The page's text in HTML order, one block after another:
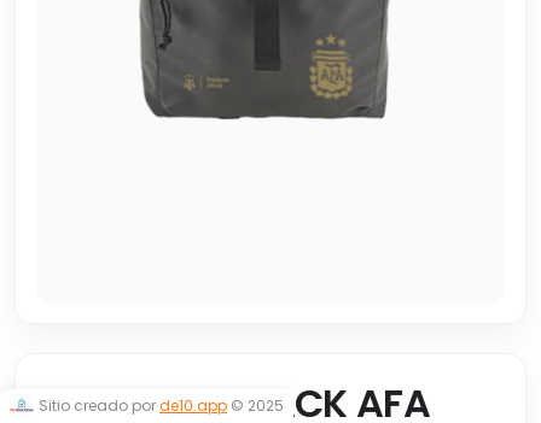
MOCHILA BLACK AFA
Sitio creado porde10.app © 2025